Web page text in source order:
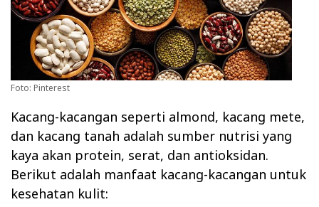
Foto: Pinterest
Kacang-kacangan seperti almond, kacang mete,
dan kacang tanah adalah sumber nutrisi yang
kaya akan protein, serat, dan antioksidan.
Berikut adalah manfaat kacang-kacangan untuk
kesehatan kulit: